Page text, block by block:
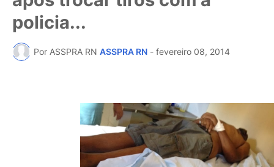
policia...
Por ASSPRA RN ASSPRA RN - fevereiro 08, 2014